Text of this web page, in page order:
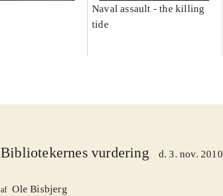
Naval assault - the killing
tide
Bibliotekernes vurdering d. 3. nov. 2010
af Ole Bisbjerg